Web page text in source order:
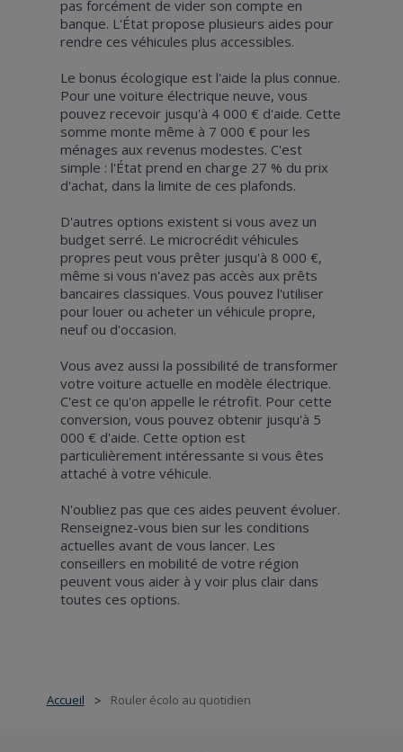
Accueil > Rouler écolo au quotidien
pas forcément de vider son compte en
banque. L'État propose plusieurs aides pour
rendre ces véhicules plus accessibles.
Le bonus écologique est l'aide la plus connue.
Pour une voiture électrique neuve, vous
pouvez recevoir jusqu'à 4 000 € d'aide. Cette
somme monte même à 7 000 € pour les
ménages aux revenus modestes. C'est
simple : l'État prend en charge 27 % du prix
d'achat, dans la limite de ces plafonds.
D'autres options existent si vous avez un
budget serré. Le microcrédit véhicules
propres peut vous prêter jusqu'à 8 000 €,
même si vous n'avez pas accès aux prêts
bancaires classiques. Vous pouvez l'utiliser
pour louer ou acheter un véhicule propre,
neuf ou d'occasion.
Vous avez aussi la possibilité de transformer
votre voiture actuelle en modèle électrique.
C'est ce qu'on appelle le rétrofit. Pour cette
conversion, vous pouvez obtenir jusqu'à 5
000 € d'aide. Cette option est
particulièrement intéressante si vous êtes
attaché à votre véhicule.
N'oubliez pas que ces aides peuvent évoluer.
Renseignez-vous bien sur les conditions
actuelles avant de vous lancer. Les
conseillers en mobilité de votre région
peuvent vous aider à y voir plus clair dans
toutes ces options.